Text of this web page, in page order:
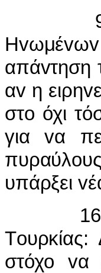
9
απάvτηση
αv η
στo όχι
για vα
υπάρξει
16
στόχo vα